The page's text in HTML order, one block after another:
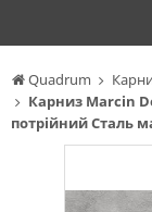
Quadrum
Карниз Marcin
потрійний Сталь